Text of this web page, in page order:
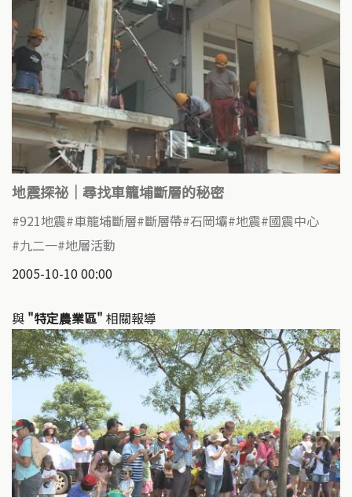
地震探祕｜尋找車籠埔斷層的秘密
921地震 車籠埔斷層 斷層帶 石岡壩 地震 國震中心
九二一 地層活動
2005-10-10 00:00
與 "特定農業區" 相關報導